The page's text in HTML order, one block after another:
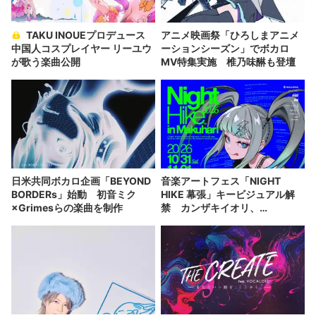
中国人コスプレイヤー リーユウ
が歌う楽曲公開
アニメ映画祭「ひろしまアニメ
ーションシーズン」でボカロ
MV特集実施 椎乃味醂も登壇
日米共同ボカロ企画「BEYOND
BORDERs」始動 初音ミク
×Grimesらの楽曲を制作
音楽アートフェス「NIGHT
HIKE 幕張」キービジュアル解
禁 カンザキイオリ、